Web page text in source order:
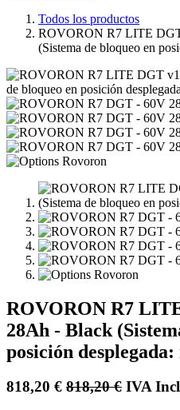
Todos los productos
ROVORON R7 LITE
(Sistema de bloqueo en
ROVORON R7
28Ah - Black
posición
818,20 € 818,20€ IVA